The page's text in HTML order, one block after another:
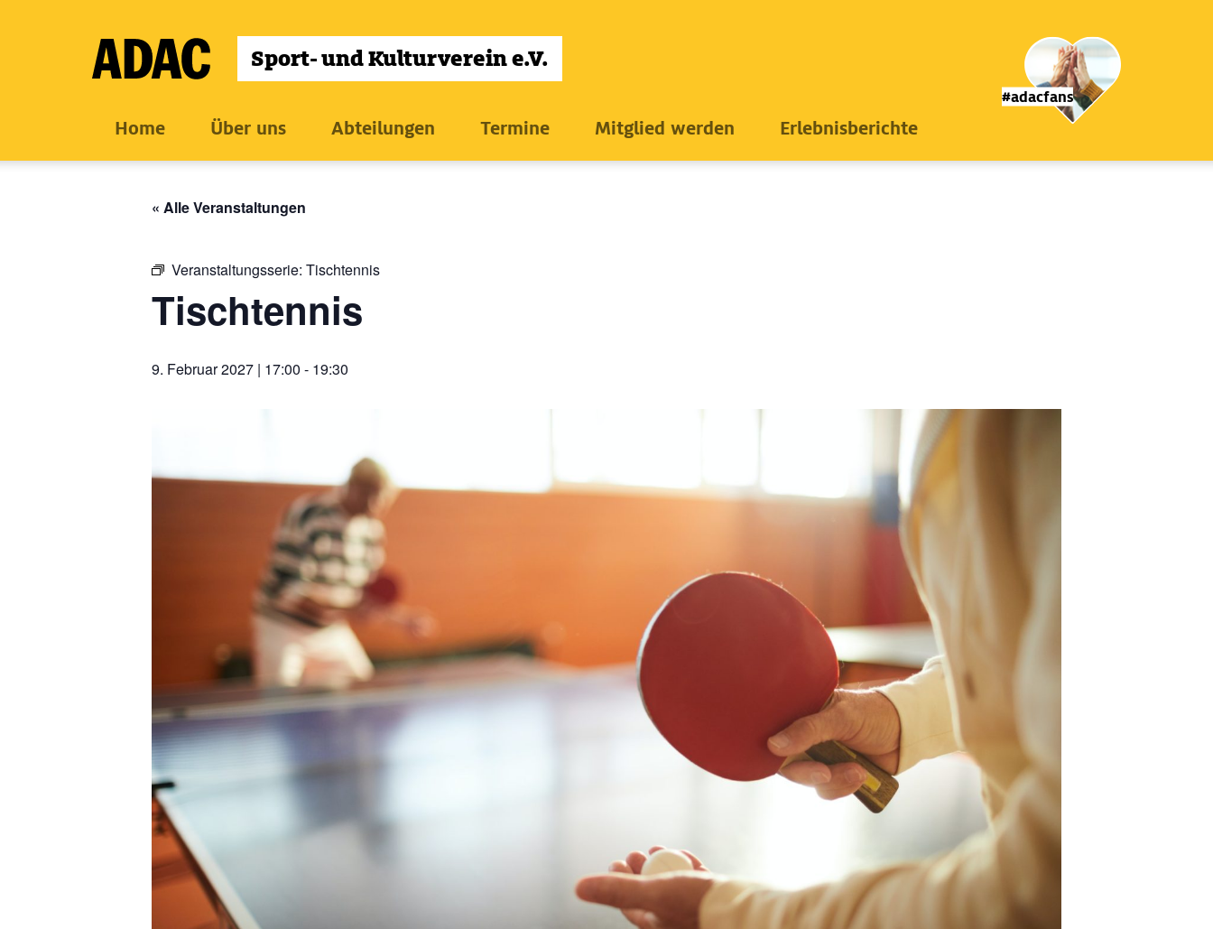
Home Über uns Abteilungen Termine Mitglied werden Erlebnisberichte
#adacfans
« Alle Veranstaltungen
Veranstaltungsserie: Tischtennis
Tischtennis
9. Februar 2027 | 17:00 - 19:30